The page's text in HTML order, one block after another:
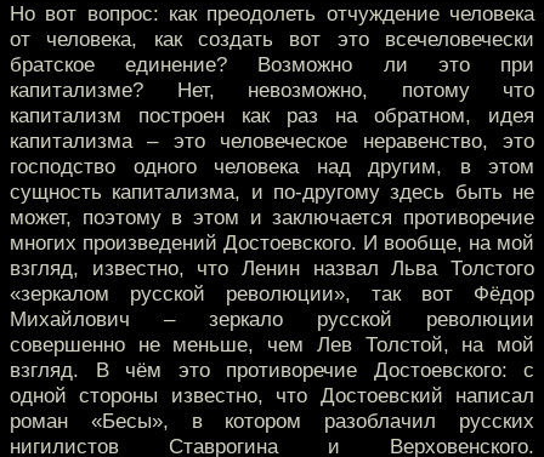
Но вот вопрос: как преодолеть отчуждение человека
от человека, как создать вот это всечеловечески
братское единение? Возможно ли это при
капитализме? Нет, невозможно, потому что
капитализм построен как раз на обратном, идея
капитализма – это человеческое неравенство, это
господство одного человека над другим, в этом
сущность капитализма, и по-другому здесь быть не
может, поэтому в этом и заключается противоречие
многих произведений Достоевского. И вообще, на мой
взгляд, известно, что Ленин назвал Льва Толстого
«зеркалом русской революции», так вот Фёдор
Михайлович – зеркало русской революции
совершенно не меньше, чем Лев Толстой, на мой
взгляд. В чём это противоречие Достоевского: с
одной стороны известно, что Достоевский написал
роман «Бесы», в котором разоблачил русских
нигилистов Ставрогина и Верховенского.